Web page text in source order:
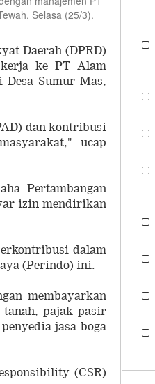
Selasa (25/3).
Daerah (DPRD)
kerja ke PT Alam
Desa Sumur Mas,
dan kontribusi
ucap
Pertambangan
izin mendirikan
dalam
(Perindo) ini.
membayarkan
pajak pasir
jasa boga
(CSR)